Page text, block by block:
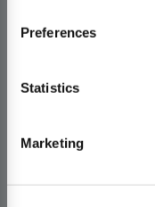
Preferences
Statistics
Marketing